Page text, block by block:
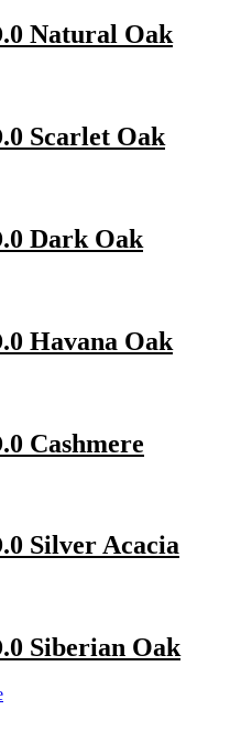
Natural Oak
Scarlet Oak
Dark Oak
Havana Oak
Cashmere
Silver Acacia
Siberian Oak